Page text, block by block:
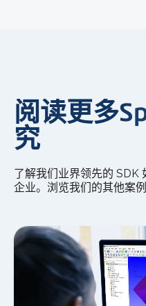
阅读更多
究
了解我们业界领先的 SDK
企业。浏览我们的其他案例